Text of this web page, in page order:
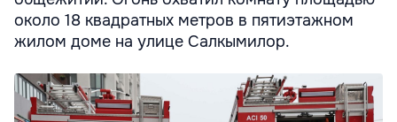
около 18 квадратных метров в пятиэтажном
жилом доме на улице Салкымилор.